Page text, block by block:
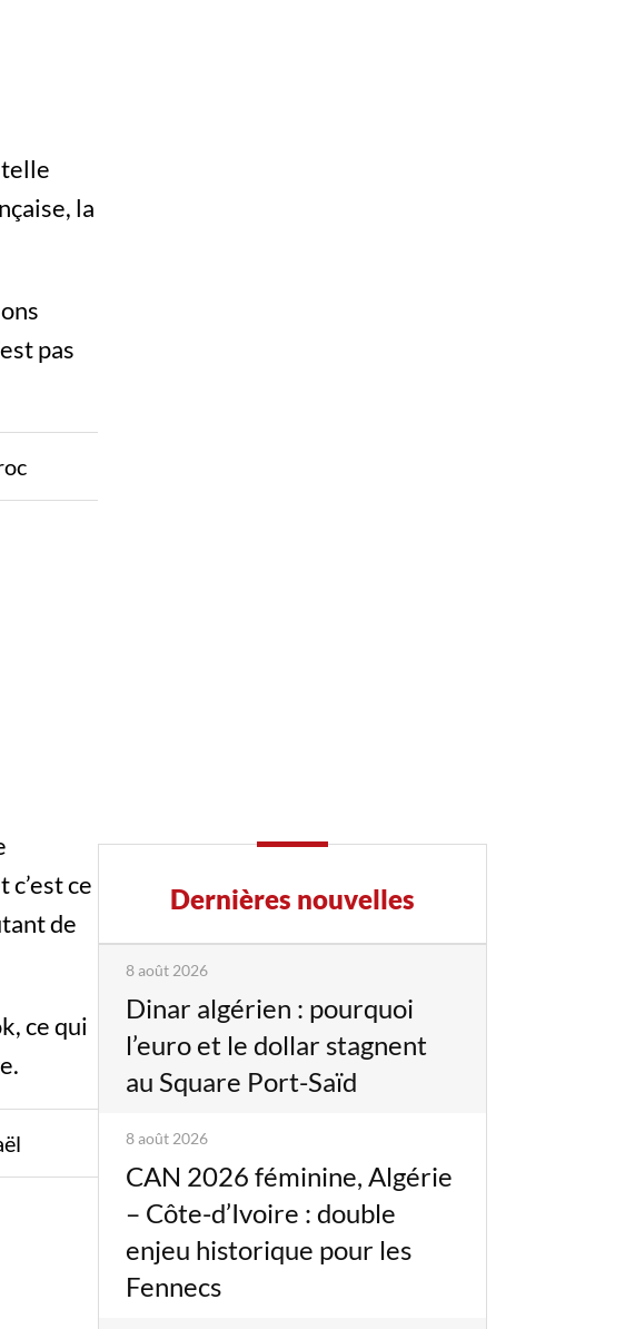
la
pas
ce
de
ce qui
Dernières nouvelles
8 août 2026
Dinar algérien : pourquoi
l’euro et le dollar stagnent
au Square Port-Saïd
8 août 2026
CAN 2026 féminine, Algérie
– Côte-d’Ivoire : double
enjeu historique pour les
Fennecs